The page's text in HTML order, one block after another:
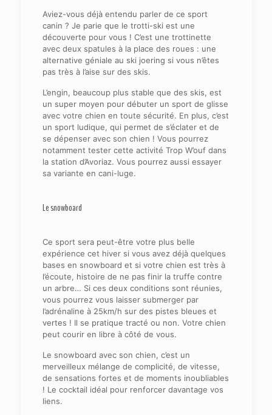
Aviez-vous déjà entendu parler de ce sport
canin ? Je parie que le trotti-ski est une
découverte pour vous ! C’est une trottinette
avec deux spatules à la place des roues : une
alternative géniale au ski joering si vous n’êtes
pas très à l’aise sur des skis.
L’engin, beaucoup plus stable que des skis, est
un super moyen pour débuter un sport de glisse
avec votre chien en toute sécurité. En plus, c’est
un sport ludique, qui permet de s’éclater et de
se dépenser avec son chien ! Vous pourrez
notamment tester cette activité Trop W’ouf dans
la station d’Avoriaz. Vous pourrez aussi essayer
sa variante en cani-luge.
Le snowboard
Ce sport sera peut-être votre plus belle
expérience cet hiver si vous avez déjà quelques
bases en snowboard et si votre chien est très à
l’écoute, histoire de ne pas finir la truffe contre
un arbre… Si ces deux conditions sont réunies,
vous pourrez vous laisser submerger par
l’adrénaline à 25km/h sur des pistes bleues et
vertes ! Il se pratique tracté ou non. Votre chien
peut courir en libre à côté de vous.
Le snowboard avec son chien, c’est un
merveilleux mélange de complicité, de vitesse,
de sensations fortes et de moments inoubliables
! Le cocktail idéal pour renforcer davantage vos
liens.